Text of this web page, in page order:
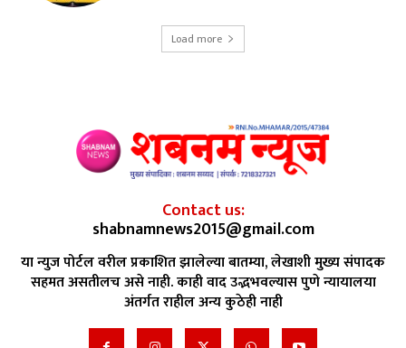
Load more
Contact us:
shabnamnews2015@gmail.com
या न्युज पोर्टल वरील प्रकाशित झालेल्या बातम्या, लेखाशी मुख्य संपादक
सहमत असतीलच असे नाही. काही वाद उद्भभवल्यास पुणे न्यायालया
अंतर्गत राहील अन्य कुठेही नाही